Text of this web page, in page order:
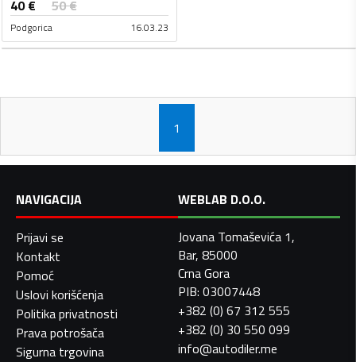
40€ 50€
Podgorica 16.03.23
1
NAVIGACIJA
Prijavi se
Kontakt
Pomoć
Uslovi korišćenja
Politika privatnosti
Prava potrošača
Sigurna trgovina
WEBLAB D.O.O.
Jovana Tomaševića 1,
Bar, 85000
Crna Gora
PIB: 03007448
+382 (0) 67 312 555
+382 (0) 30 550 099
info@autodiler.me